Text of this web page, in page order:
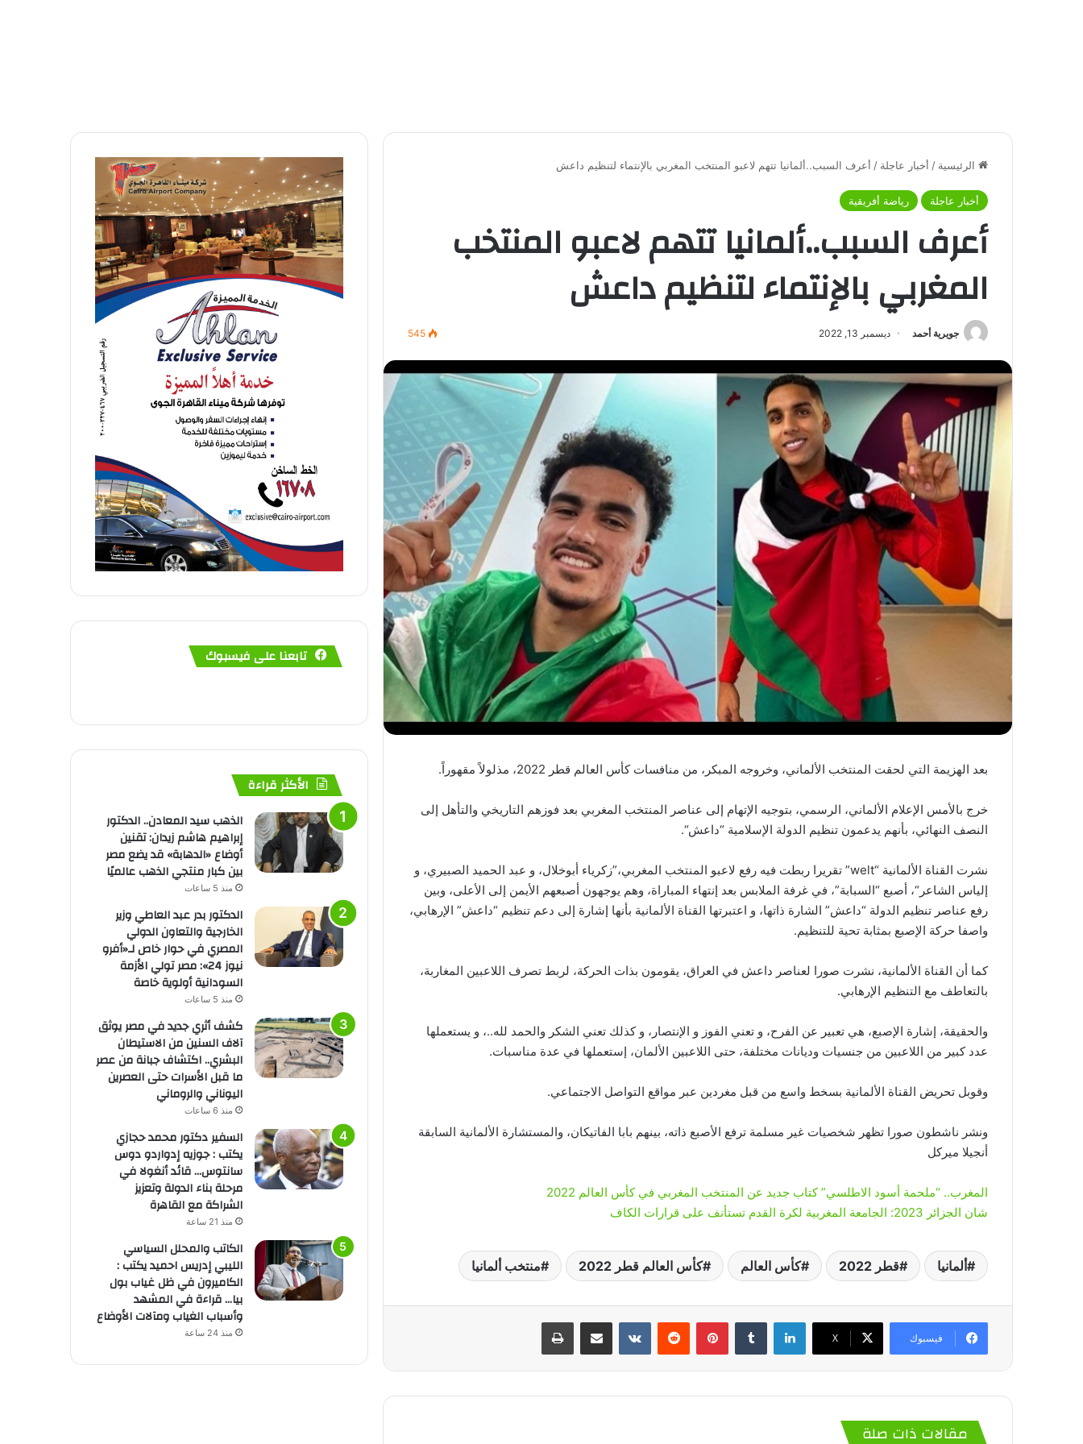
الرئيسية / أخبار عاجلة / أعرف السبب..ألمانيا تتهم لاعبو المنتخب المغربي بالإنتماء لتنظيم داعش
أخبار عاجلة رياضة أفريقية
أعرف السبب..ألمانيا تتهم لاعبو المنتخب
المغربي بالإنتماء لتنظيم داعش
جويرية أحمد ديسمبر 13, 2022 545
بعد الهزيمة التي لحقت المنتخب الألماني، وخروجه المبكر، من منافسات كأس العالم قطر 2022، مذلولاً مقهوراً.
خرج بالأمس الإعلام الألماني، الرسمي، بتوجيه الإتهام إلى عناصر المنتخب المغربي بعد فوزهم التاريخي والتأهل إلى
النصف النهائي، بأنهم يدعمون تنظيم الدولة الإسلامية “داعش“.
نشرت القناة الألمانية “welt” تقريرا ربطت فيه رفع لاعبو المنتخب المغربي،”زكرياء أبوخلال، و عبد الحميد الصبيري، و
إلياس الشاعر“، أصبع “السبابة”، في غرفة الملابس بعد إنتهاء المباراة، وهم يوجهون أصبعهم الأيمن إلى الأعلى، وبين
رفع عناصر تنظيم الدولة “داعش” الشارة ذاتها، و اعتبرتها القناة الألمانية بأنها إشارة إلى دعم تنظيم “داعش” الإرهابي،
واصفا حركة الإصبع بمثابة تحية للتنظيم.
كما أن القناة الألمانية، نشرت صورا لعناصر داعش في العراق، يقومون بذات الحركة، لربط تصرف اللاعبين المغاربة،
بالتعاطف مع التنظيم الإرهابي.
والحقيقة، إشارة الإصبع، هي تعبير عن الفرح، و تعني الفوز و الإنتصار، و كذلك تعني الشكر والحمد لله..، و يستعملها
عدد كبير من اللاعبين من جنسيات وديانات مختلفة، حتى اللاعبين الألمان، إستعملها في عدة مناسبات.
وقوبل تحريض القناة الألمانية بسخط واسع من قبل مغردين عبر مواقع التواصل الاجتماعي.
ونشر ناشطون صورا تظهر شخصيات غير مسلمة ترفع الأصبع ذاته، بينهم بابا الفاتيكان، والمستشارة الألمانية السابقة
أنجيلا ميركل
المغرب.. “ملحمة أسود الاطلسي” كتاب جديد عن المنتخب المغربي في كأس العالم 2022
شان الجزائر 2023: الجامعة المغربية لكرة القدم تستأنف على قرارات الكاف
ألمانيا قطر 2022 كأس العالم كأس العالم قطر 2022 منتخب ألمانيا
فيسبوك ‫X
لينكدإن بينتيريست
مقالات ذات صلة
تابعنا على فيسبوك
الأكثر قراءة
الذهب سيد المعادن.. الدكتور
إبراهيم هاشم زيدان: تقنين
أوضاع «الدهابة» قد يضع مصر
بين كبار منتجي الذهب عالميًا
منذ 5 ساعات
الدكتور بدر عبد العاطي وزير
الخارجية والتعاون الدولي
المصري في حوار خاص لـ«أفرو
نيوز 24»: مصر تولي الأزمة
السودانية أولوية خاصة
منذ 5 ساعات
كشف أثري جديد في مصر يوثق
آلاف السنين من الاستيطان
البشري.. اكتشاف جبانة من عصر
ما قبل الأسرات حتى العصرين
اليوناني والروماني
منذ 6 ساعات
السفير دكتور محمد حجازي
يكتب : جوزيه إدواردو دوس
سانتوس… قائد أنغولا في
مرحلة بناء الدولة وتعزيز
الشراكة مع القاهرة
منذ 21 ساعة
الكاتب والمحلل السياسي
الليبي إدريس احميد يكتب :
الكاميرون في ظل غياب بول
بيا… قراءة في المشهد
وأسباب الغياب ومآلات الأوضاع
منذ 24 ساعة